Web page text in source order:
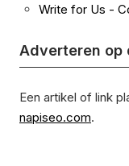
Write for Us -
Adverteren op
Een artikel of link
napiseo.com.